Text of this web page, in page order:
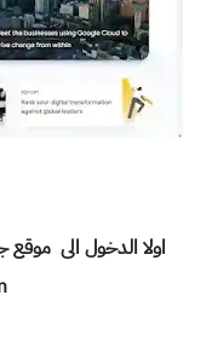
اولا الدخول الى